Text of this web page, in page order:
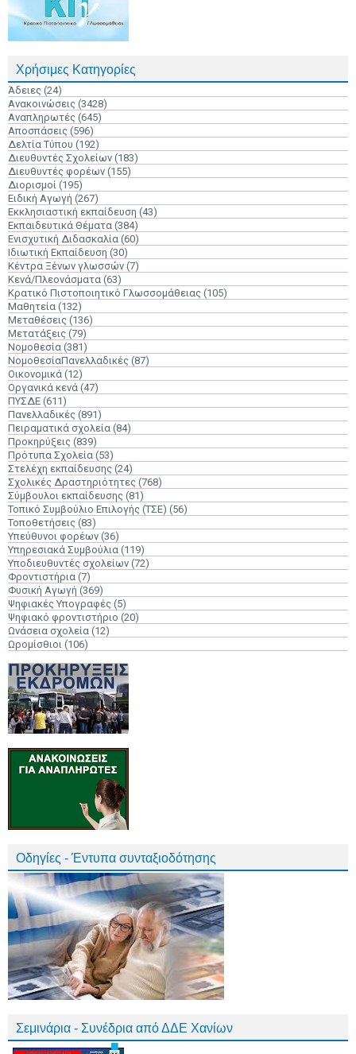
Χρήσιμες Κατηγορίες
Άδειες (24)
Ανακοινώσεις (3428)
Αναπληρωτές (645)
Αποσπάσεις (596)
Δελτία Τύπου (192)
Διευθυντές Σχολείων (183)
Διευθυντές φορέων (155)
Διορισμοί (195)
Ειδική Αγωγή (267)
Εκκλησιαστική εκπαίδευση (43)
Εκπαιδευτικά Θέματα (384)
Ενισχυτική Διδασκαλία (60)
Ιδιωτική Εκπαίδευση (30)
Κέντρα Ξένων γλωσσών (7)
Κενά/Πλεονάσματα (63)
Κρατικό Πιστοποιητικό Γλωσσομάθειας (105)
Μαθητεία (132)
Μεταθέσεις (136)
Μετατάξεις (79)
Νομοθεσία (381)
ΝομοθεσίαΠανελλαδικές (87)
Οικονομικά (12)
Οργανικά κενά (47)
ΠΥΣΔΕ (611)
Πανελλαδικές (891)
Πειραματικά σχολεία (84)
Προκηρύξεις (839)
Πρότυπα Σχολεία (53)
Στελέχη εκπαίδευσης (24)
Σχολικές Δραστηριότητες (768)
Σύμβουλοι εκπαίδευσης (81)
Τοπικό Συμβούλιο Επιλογής (ΤΣΕ) (56)
Τοποθετήσεις (83)
Υπεύθυνοι φορέων (36)
Υπηρεσιακά Συμβούλια (119)
Υποδιευθυντές σχολείων (72)
Φροντιστήρια (7)
Φυσική Αγωγή (369)
Ψηφιακές Υπογραφές (5)
Ψηφιακό φροντιστήριο (20)
Ωνάσεια σχολεία (12)
Ωρομίσθιοι (106)
Οδηγίες - Έντυπα συνταξιοδότησης
Σεμινάρια - Συνέδρια από ΔΔΕ Χανίων